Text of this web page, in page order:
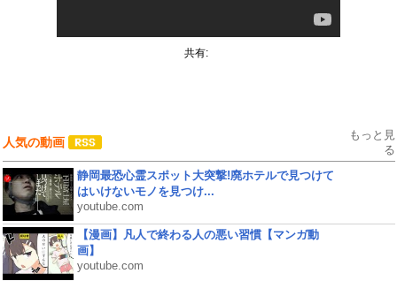
共有:
人気の動画
もっと見
る
静岡最恐心霊スポット大突撃!廃ホテルで見つけて
はいけないモノを見つけ...
youtube.com
【漫画】凡人で終わる人の悪い習慣【マンガ動
画】
youtube.com